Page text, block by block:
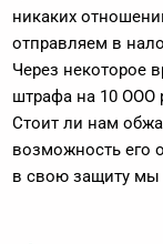
никаких
отправляем в
Через некоторое
штрафа на 10 ООО
Стоит ли нам
возможность его
в свою защиту